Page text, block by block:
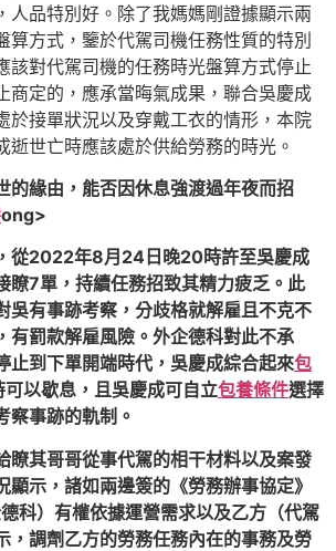
人品特別好。除了我媽媽剛證據顯示兩
算方式，鑒於代駕司機任務性質的特別
該對代駕司機的任務時光盤算方式停止
商定的，應承當晦氣成果，聯合吳慶成
於接單狀況以及穿戴工衣的情形，本院
逝世亡時應該處於供給勞務的時光。
的緣由，能否因休息強渡過年夜而招
ong>
從2022年8月24日晚20時許至吳慶成
瞭7單，持續任務招致其精力疲乏。此
吳有事跡考察，分歧格就解雇且不克不
有罰款解雇風險。外企德科對此不承
止到下單開端時代，吳慶成綜合起來包
以歇息，且吳慶成可自立包養條件選擇
察事跡的軌制。
瞭其哥哥從事代駕的相干材料以及案發
顯示，諸如兩邊簽的《勞務辦事協定》
科）有權依據運營需求以及乙方（代駕
，調劑乙方的勞務任務內在的事務及勞